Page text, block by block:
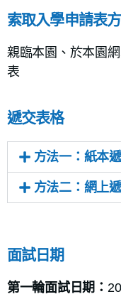
索取入學申請表
親臨本園、於本園
表
遞交表格
方法一：紙本
方法二：網上
面試日期
第一輪面試日期：